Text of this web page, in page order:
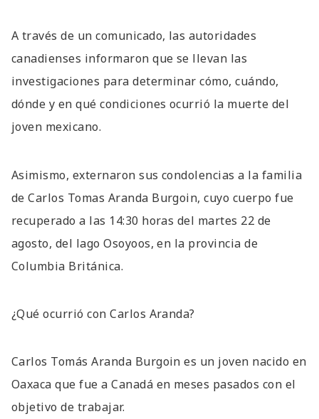
A través de un comunicado, las autoridades
canadienses informaron que se llevan las
investigaciones para determinar cómo, cuándo,
dónde y en qué condiciones ocurrió la muerte del
joven mexicano.
Asimismo, externaron sus condolencias a la familia
de Carlos Tomas Aranda Burgoin, cuyo cuerpo fue
recuperado a las 14:30 horas del martes 22 de
agosto, del lago Osoyoos, en la provincia de
Columbia Británica.
¿Qué ocurrió con Carlos Aranda?
Carlos Tomás Aranda Burgoin es un joven nacido en
Oaxaca que fue a Canadá en meses pasados con el
objetivo de trabajar.